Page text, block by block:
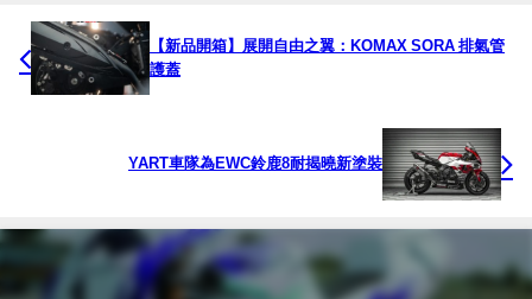
【新品開箱】展開自由之翼：KOMAX SORA 排氣管
護蓋
YART車隊為EWC鈴鹿8耐揭曉新塗裝